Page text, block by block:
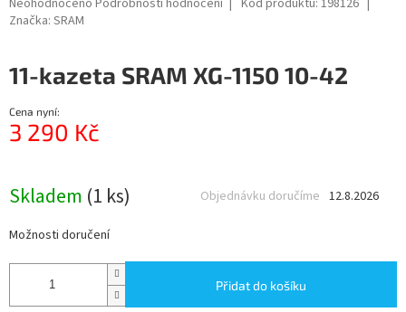
hodnocení
0,0
z
5
hvězdiček.
Neohodnoceno Podrobnosti hodnocení Kód produktu: 198126
Značka: SRAM
11-kazeta SRAM XG-1150 10-42
Cena nyní:
3 290 Kč
Skladem (1 ks) 12.8.2026
Objednávku doručíme
Možnosti doručení
Přidat do košíku